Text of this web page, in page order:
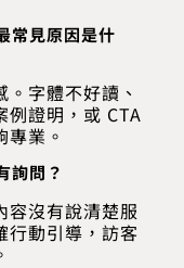
常見原因是什
字體不好讀、
例證明，或 CTA
業。
詢問？
容沒有說清楚服
行動引導，訪客